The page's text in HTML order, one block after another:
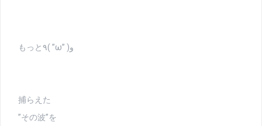
もっと٩( ”ω” )و
捕らえた
”その波”を